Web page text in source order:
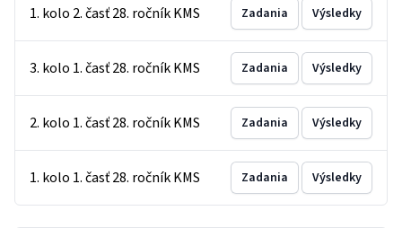
1. kolo 2. časť 28. ročník KMS Zadania Výsledky
3. kolo 1. časť 28. ročník KMS Zadania Výsledky
2. kolo 1. časť 28. ročník KMS Zadania Výsledky
1. kolo 1. časť 28. ročník KMS Zadania Výsledky